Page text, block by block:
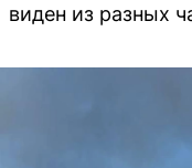
виден из разных